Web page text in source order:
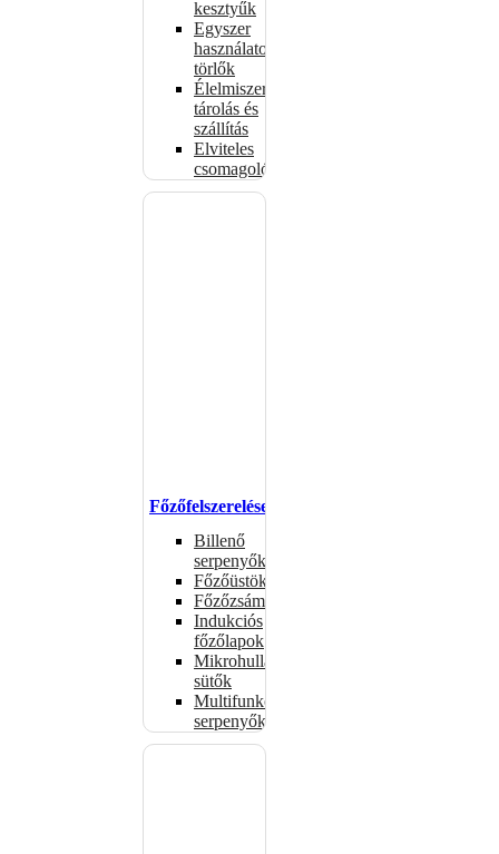
kesztyűk
Egyszer
használatos
törlők
Élelmiszer-
tárolás és
szállítás
Elviteles
csomagolóanyagok
Főzőfelszerelések
Billenő
serpenyők
Főzőüstök
Főzőzsámolyok
Indukciós
főzőlapok
Mikrohullámú
sütők
Multifunkciós
serpenyők